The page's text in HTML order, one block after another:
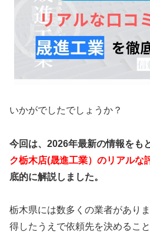
いかがでしたでしょうか？
今回は、2026年最新の情報をも
ク栃木店(晟進工業）のリアルな
底的に解説しました。
栃木県には数多くの業者があり
得したうえで依頼先を決めること